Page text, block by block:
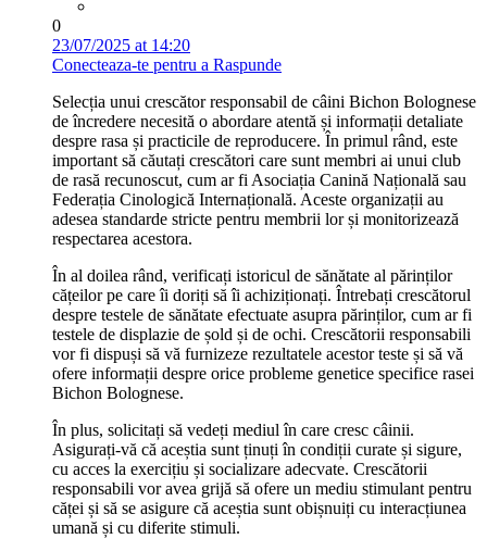
0
23/07/2025 at 14:20
Conecteaza-te pentru a Raspunde
Selecția unui crescător responsabil de câini Bichon Bolognese
de încredere necesită o abordare atentă și informații detaliate
despre rasa și practicile de reproducere. În primul rând, este
important să căutați crescători care sunt membri ai unui club
de rasă recunoscut, cum ar fi Asociația Canină Națională sau
Federația Cinologică Internațională. Aceste organizații au
adesea standarde stricte pentru membrii lor și monitorizează
respectarea acestora.
În al doilea rând, verificați istoricul de sănătate al părinților
cățeilor pe care îi doriți să îi achiziționați. Întrebați crescătorul
despre testele de sănătate efectuate asupra părinților, cum ar fi
testele de displazie de șold și de ochi. Crescătorii responsabili
vor fi dispuși să vă furnizeze rezultatele acestor teste și să vă
ofere informații despre orice probleme genetice specifice rasei
Bichon Bolognese.
În plus, solicitați să vedeți mediul în care cresc câinii.
Asigurați-vă că aceștia sunt ținuți în condiții curate și sigure,
cu acces la exercițiu și socializare adecvate. Crescătorii
responsabili vor avea grijă să ofere un mediu stimulant pentru
căței și să se asigure că aceștia sunt obișnuiți cu interacțiunea
umană și cu diferite stimuli.